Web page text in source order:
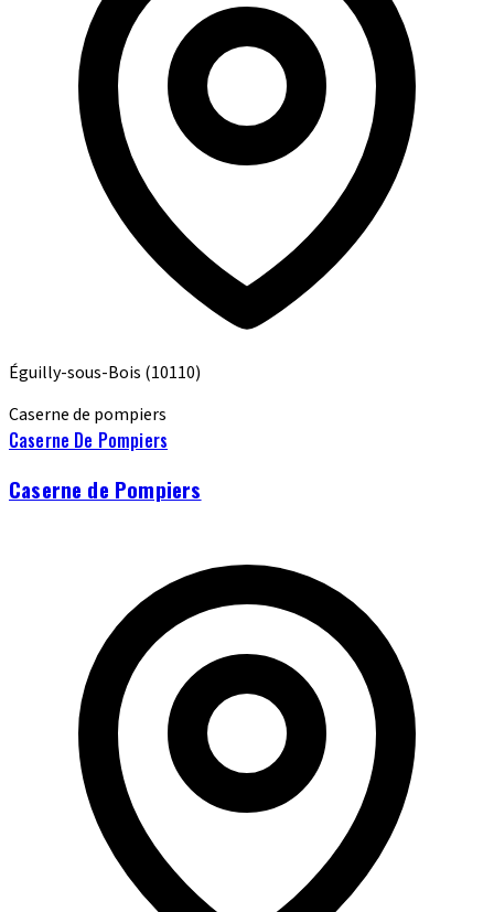
Éguilly-sous-Bois (10110)
Caserne de pompiers
Caserne De Pompiers
Caserne de Pompiers